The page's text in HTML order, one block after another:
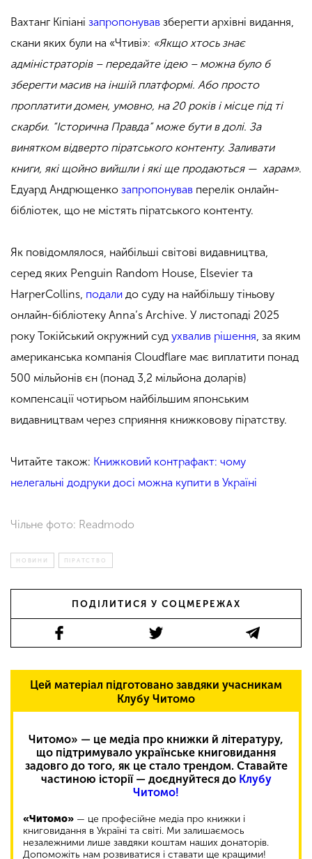
Вахтанг Кіпіані запропонував зберегти архівні видання,
скани яких були на «Чтиві»: «Якщо хтось знає
адміністраторів – передайте ідею – можна було б
зберегти масив на іншій платформі. Або просто
проплатити домен, умовно, на 20 років і місце під ті
скарби. “Історична Правда”може бути в долі. За
винятком відверто піратського контенту. Заливати
книги, які щойно вийшли і які ще продаються — харам».
Едуард Андрющенко запропонував перелік онлайн-
бібліотек, що не містять піратського контенту.
Як повідомлялося, найбільші світові видавництва,
серед яких Penguin Random House, Elsevier та
HarperCollins, подали до суду на найбільшу тіньову
онлайн-бібліотеку Anna’s Archive. У листопаді 2025
року Токійський окружний суд ухвалив рішення, за яким
американська компанія Cloudflare має виплатити понад
500 мільйонів єн (понад 3,2 мільйона доларів)
компенсації чотирьом найбільшим японським
видавництвам через сприяння книжковову піратству.
Читайте також: Книжковий контрафакт: чому
нелегальні додруки досі можна купити в Україні
Чільне фото: Readmodo
НОВИНИ ПІРАТСТВО
ПОДІЛИТИСЯ У СОЦМЕРЕЖАХ
Цей матеріал підготовано завдяки учасникам
Клубу Читомо
Читомо» — це медіа про книжки й літературу,
що підтримувало українське книговидання
задовго до того, як це стало трендом. Ставайте
частиною історії — доєднуйтеся до Клубу
Читомо!
«Читомо» — це професійне медіа про книжки і
книговидання в Україні та світі. Ми залишаємось
незалежними лише завдяки коштам наших донаторів.
Допоможіть нам розвиватися і ставати ще кращими!